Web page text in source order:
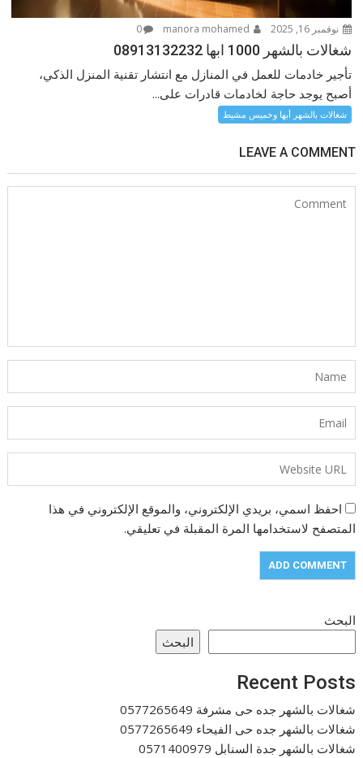
نوفمبر 16, 2025 0
شغالات بالشهر 1000 ابها 08913132232
تأجير خادمات للعمل في المنازل مع انتشار تقنية المنزل الذكي،
أصبح يوجد حاجة لخادمات قادرات على...
شغالات بالشهر أبها وخميس مشيط
LEAVE A COMMENT
احفظ اسمي، بريدي الإلكتروني، والموقع الإلكتروني في هذا
المتصفح لاستخدامها المرة المقبلة في تعليقي.
البحث
البحث
Recent Posts
شغالات بالشهر جده حى مشرفة 0577265649
شغالات بالشهر جده حى الفيحاء 0577265649
شغالات بالشهر جدة السنابل 0571400979